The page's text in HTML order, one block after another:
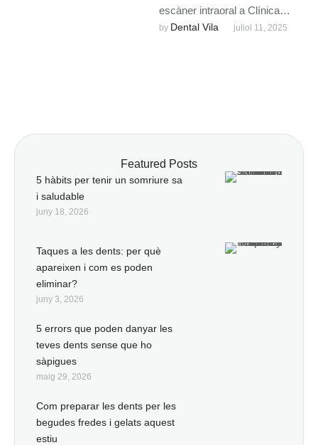
escàner intraoral a Clínica
Dental Vila. Més precisió,
by Dental Vila juliol 11, 2025
Featured Posts
5 hàbits per tenir un somriure sa
i saludable
juny 18, 2026
Taques a les dents: per què
apareixen i com es poden
eliminar?
juny 3, 2026
5 errors que poden danyar les
teves dents sense que ho
sàpigues
maig 29, 2026
Com preparar les dents per les
begudes fredes i gelats aquest
estiu